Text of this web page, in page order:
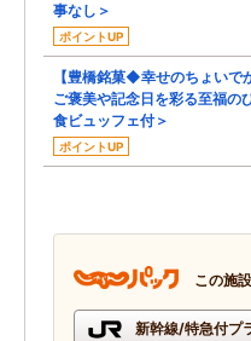
事なし＞
ポイントUP
【豊橋銘菓◆幸せのちょいで
ご褒美や記念日を彩る至福の
食ビュッフェ付＞
ポイントUP
この施
新幹線/特急付プ